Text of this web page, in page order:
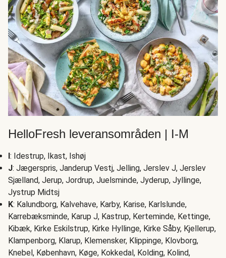
HelloFresh leveransområden | I-M
I: Idestrup, Ikast, Ishøj
J: Jægerspris, Janderup Vestj, Jelling, Jerslev J, Jerslev
Sjælland, Jerup, Jordrup, Juelsminde, Jyderup, Jyllinge,
Jystrup Midtsj
K: Kalundborg, Kalvehave, Karby, Karise, Karlslunde,
Karrebæksminde, Karup J, Kastrup, Kerteminde, Kettinge,
Kibæk, Kirke Eskilstrup, Kirke Hyllinge, Kirke Såby, Kjellerup,
Klampenborg, Klarup, Klemensker, Klippinge, Klovborg,
Knebel, København, Køge, Kokkedal, Kolding, Kolind,